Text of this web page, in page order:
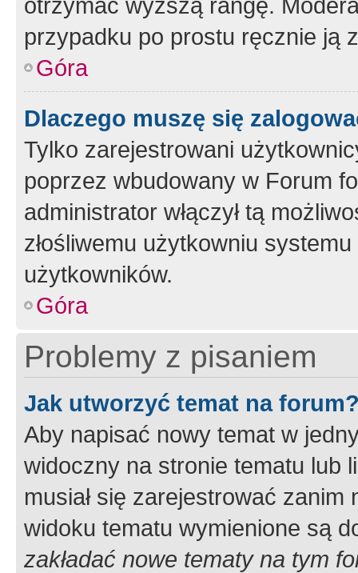
przypadku po prostu ręcznie ją
Góra
Dlaczego muszę się
Tylko zarejestrowani
poprzez wbudowany w Forum
administrator włączył tą
złośliwemu użytkowniu
użytkowników.
Góra
Problemy z pisaniem
Jak utworzyć temat na
Aby napisać nowy temat w
widoczny na stronie tematu lub
musiał się zarejestrować
widoku tematu wymienione są
zakładać nowe tematy na tym